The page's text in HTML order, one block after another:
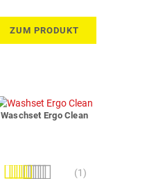
ZUM PRODUKT
Waschset Ergo Clean
Bewertung: (1)